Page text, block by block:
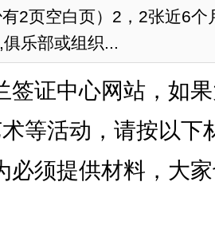
2页空白页）2，2张近6个
乐部或组织...
签证中心网站，如
等活动，请按以下
必须提供材料，大